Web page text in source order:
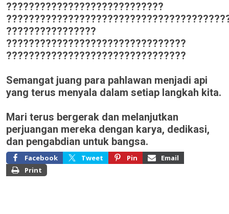
????????????????????????????
????????????????
????????????????????????????????
????????????????????????????????
Semangat juang para pahlawan menjadi api
yang terus menyala dalam setiap langkah kita.
Mari terus bergerak dan melanjutkan
perjuangan mereka dengan karya, dedikasi,
dan pengabdian untuk bangsa.
Facebook Tweet Pin
Email
Print